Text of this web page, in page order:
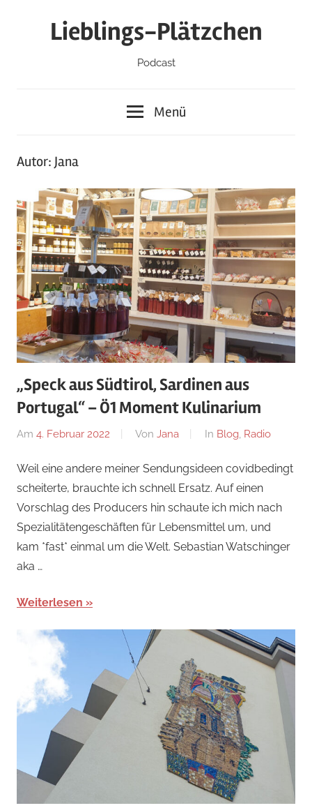
Lieblings-Plätzchen
Podcast
Menü
Autor: Jana
„Speck aus Südtirol, Sardinen aus
Portugal“ – Ö1 Moment Kulinarium
Am 4. Februar 2022 Von Jana In Blog, Radio
Weil eine andere meiner Sendungsideen covidbedingt
scheiterte, brauchte ich schnell Ersatz. Auf einen
Vorschlag des Producers hin schaute ich mich nach
Spezialitätengeschäften für Lebensmittel um, und
kam *fast* einmal um die Welt. Sebastian Watschinger
aka …
Weiterlesen